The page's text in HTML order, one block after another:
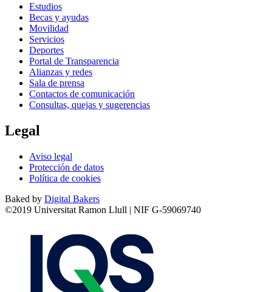
Estudios
Becas y ayudas
Movilidad
Servicios
Deportes
Portal de Transparencia
Alianzas y redes
Sala de prensa
Contactos de comunicación
Consultas, quejas y sugerencias
Legal
Aviso legal
Protección de datos
Política de cookies
Baked by Digital Bakers
©2019 Universitat Ramon Llull | NIF G-59069740